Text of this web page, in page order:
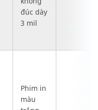
đúc dày
3 mil
Phim in
màu